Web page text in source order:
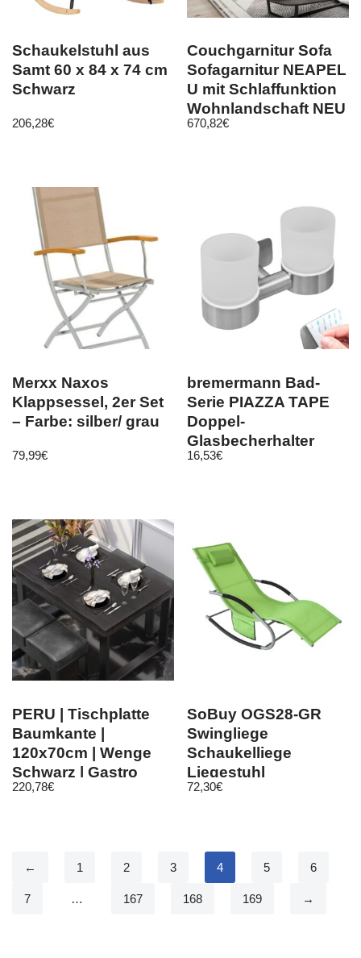
Schaukelstuhl aus
Samt 60 x 84 x 74 cm
Schwarz
206,28€
Couchgarnitur Sofa
Sofagarnitur NEAPEL
U mit Schlaffunktion
Wohnlandschaft NEU
670,82€
Merxx Naxos
Klappsessel, 2er Set
– Farbe: silber/ grau
79,99€
bremermann Bad-
Serie PIAZZA TAPE
Doppel-
Glasbecherhalter
Glas & Edelstahl,
16,53€
PERU | Tischplatte
Baumkante |
120x70cm | Wenge
Schwarz | Gastro
Massivholzplatte
220,78€
SoBuy OGS28-GR
Swingliege
Schaukelliege
Liegestuhl
Gartenliege mit
72,30€
← 1 2 3 4 5 6
7 … 167 168 169 →